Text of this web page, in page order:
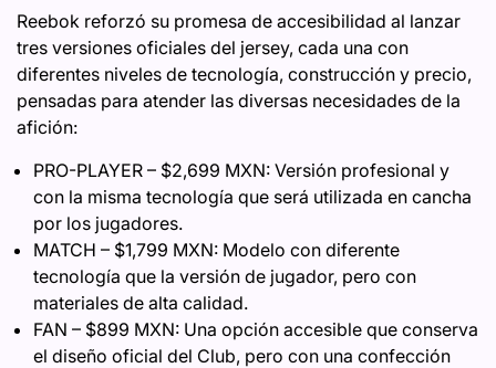
Reebok reforzó su promesa de accesibilidad al lanzar
tres versiones oficiales del jersey, cada una con
diferentes niveles de tecnología, construcción y precio,
pensadas para atender las diversas necesidades de la
afición:
PRO-PLAYER – $2,699 MXN: Versión profesional y
con la misma tecnología que será utilizada en cancha
por los jugadores.
MATCH – $1,799 MXN: Modelo con diferente
tecnología que la versión de jugador, pero con
materiales de alta calidad.
FAN – $899 MXN: Una opción accesible que conserva
el diseño oficial del Club, pero con una confección